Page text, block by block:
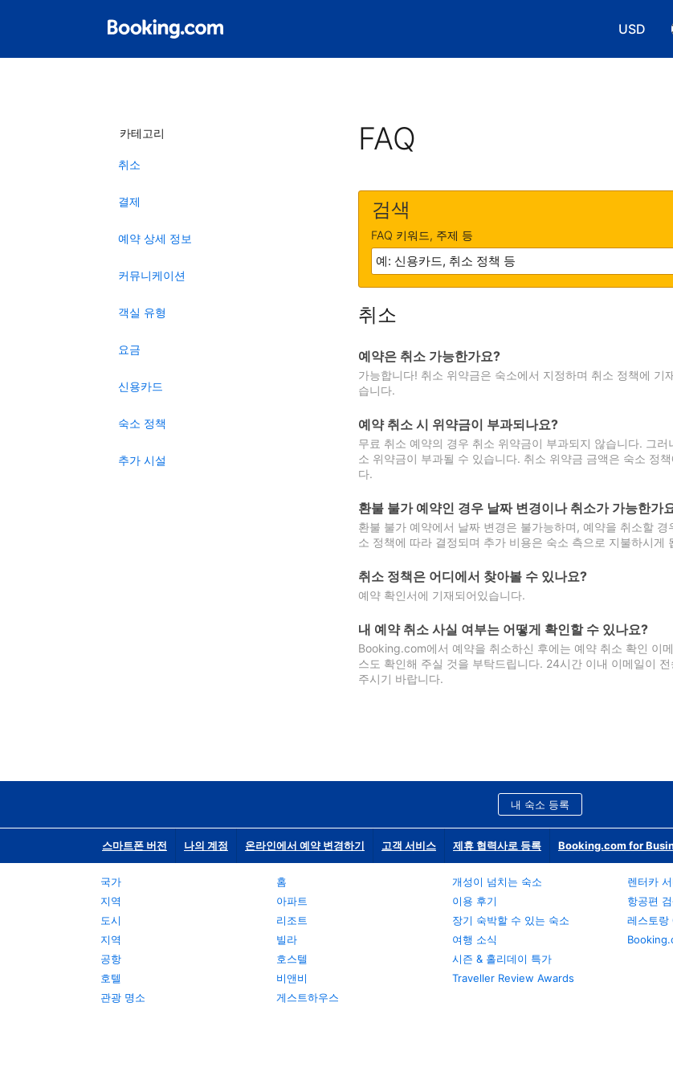
USD
통화 선
카테고리
취소
결제
예약 상세 정보
커뮤니케이션
객실 유형
요금
신용카드
숙소 정책
추가 시설
FAQ
검색
FAQ 키워드, 주제 등
취소
예약은 취소 가능한가요?
가능합니다! 취소 위약금은 숙소에서 지정하며 취소 정책에
습니다.
예약 취소 시 위약금이 부과되나요?
무료 취소 예약의 경우 취소 위약금이 부과되지 않습니다. 그
소 위약금이 부과될 수 있습니다. 취소 위약금 금액은 숙소 정
다.
환불 불가 예약인 경우 날짜 변경이나 취소가 가능한가
환불 불가 예약에서 날짜 변경은 불가능하며, 예약을 취소할
소 정책에 따라 결정되며 추가 비용은 숙소 측으로 지불하시게
취소 정책은 어디에서 찾아볼 수 있나요?
예약 확인서에 기재되어있습니다.
내 예약 취소 사실 여부는 어떻게 확인할 수 있나요?
Booking.com에서 예약을 취소하신 후에는 예약 취소 확인 이
스도 확인해 주실 것을 부탁드립니다. 24시간 이내 이메일이
주시기 바랍니다.
내 숙소 등록
스마트폰 버전 나의 계정 온라인에서 예약 변경하기 고객 서비스 제휴 협력사로 등록 Booking.com for
국가
지역
도시
지역
공항
호텔
관광 명소
홈
아파트
리조트
빌라
호스텔
비앤비
게스트하우스
개성이 넘치는 숙소
이용 후기
장기 숙박할 수 있는 숙소
여행 소식
시즌 & 홀리데이 특가
Traveller Review Awards
렌터카
항공편
레스토랑